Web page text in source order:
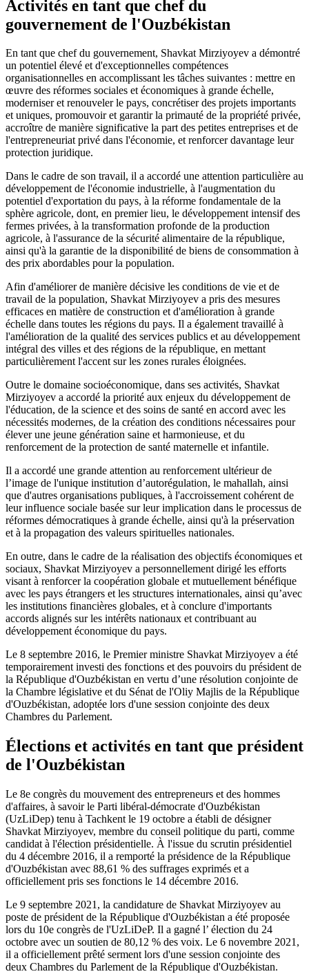
Activités en tant que chef du
gouvernement de l'Ouzbékistan
En tant que chef du gouvernement, Shavkat Mirziyoyev a démontré
un potentiel élevé et d'exceptionnelles compétences
organisationnelles en accomplissant les tâches suivantes : mettre en
œuvre des réformes sociales et économiques à grande échelle,
moderniser et renouveler le pays, concrétiser des projets importants
et uniques, promouvoir et garantir la primauté de la propriété privée,
accroître de manière significative la part des petites entreprises et de
l'entrepreneuriat privé dans l'économie, et renforcer davantage leur
protection juridique.
Dans le cadre de son travail, il a accordé une attention particulière au
développement de l'économie industrielle, à l'augmentation du
potentiel d'exportation du pays, à la réforme fondamentale de la
sphère agricole, dont, en premier lieu, le développement intensif des
fermes privées, à la transformation profonde de la production
agricole, à l'assurance de la sécurité alimentaire de la république,
ainsi qu'à la garantie de la disponibilité de biens de consommation à
des prix abordables pour la population.
Afin d'améliorer de manière décisive les conditions de vie et de
travail de la population, Shavkat Mirziyoyev a pris des mesures
efficaces en matière de construction et d'amélioration à grande
échelle dans toutes les régions du pays. Il a également travaillé à
l'amélioration de la qualité des services publics et au développement
intégral des villes et des régions de la république, en mettant
particulièrement l'accent sur les zones rurales éloignées.
Outre le domaine socioéconomique, dans ses activités, Shavkat
Mirziyoyev a accordé la priorité aux enjeux du développement de
l'éducation, de la science et des soins de santé en accord avec les
nécessités modernes, de la création des conditions nécessaires pour
élever une jeune génération saine et harmonieuse, et du
renforcement de la protection de santé maternelle et infantile.
Il a accordé une grande attention au renforcement ultérieur de
l’image de l'unique institution d’autorégulation, le mahallah, ainsi
que d'autres organisations publiques, à l'accroissement cohérent de
leur influence sociale basée sur leur implication dans le processus de
réformes démocratiques à grande échelle, ainsi qu'à la préservation
et à la propagation des valeurs spirituelles nationales.
En outre, dans le cadre de la réalisation des objectifs économiques et
sociaux, Shavkat Mirziyoyev a personnellement dirigé les efforts
visant à renforcer la coopération globale et mutuellement bénéfique
avec les pays étrangers et les structures internationales, ainsi qu’avec
les institutions financières globales, et à conclure d'importants
accords alignés sur les intérêts nationaux et contribuant au
développement économique du pays.
Le 8 septembre 2016, le Premier ministre Shavkat Mirziyoyev a été
temporairement investi des fonctions et des pouvoirs du président de
la République d'Ouzbékistan en vertu d’une résolution conjointe de
la Chambre législative et du Sénat de l'Oliy Majlis de la République
d'Ouzbékistan, adoptée lors d'une session conjointe des deux
Chambres du Parlement.
Élections et activités en tant que président
de l'Ouzbékistan
Le 8e congrès du mouvement des entrepreneurs et des hommes
d'affaires, à savoir le Parti libéral-démocrate d'Ouzbékistan
(UzLiDep) tenu à Tachkent le 19 octobre a établi de désigner
Shavkat Mirziyoyev, membre du conseil politique du parti, comme
candidat à l'élection présidentielle. À l'issue du scrutin présidentiel
du 4 décembre 2016, il a remporté la présidence de la République
d'Ouzbékistan avec 88,61 % des suffrages exprimés et a
officiellement pris ses fonctions le 14 décembre 2016.
Le 9 septembre 2021, la candidature de Shavkat Mirziyoyev au
poste de président de la République d'Ouzbékistan a été proposée
lors du 10e congrès de l'UzLiDeP. Il a gagné l’ élection du 24
octobre avec un soutien de 80,12 % des voix. Le 6 novembre 2021,
il a officiellement prêté serment lors d'une session conjointe des
deux Chambres du Parlement de la République d'Ouzbékistan.